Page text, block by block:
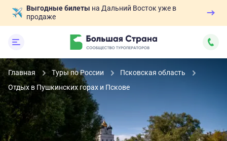
Выгодные билеты на Дальний Восток уже в
продаже
Главная Туры по России
Псковская область
Отдых в Пушкинских горах и Пскове